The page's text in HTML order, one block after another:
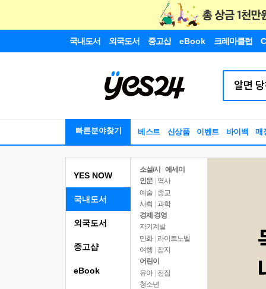
국내도서 외국도서 중고샵 eBook 크레마클럽
빠른분야찾기 베스트 신상품 이벤트 바이백 매
YES NOW
국내도서
소설/시
에세이
인문
역사
예술 | 종교
사회 | 과학
경제 경영
자기계발
만화 | 라이트노벨
여행
잡지
어린이
유아 | 전집
청소년
외국도서
중고샵
eBook